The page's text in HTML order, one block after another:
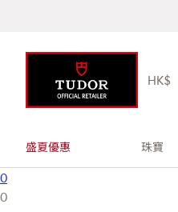
HK$
盛夏優惠 珠寶
0
0